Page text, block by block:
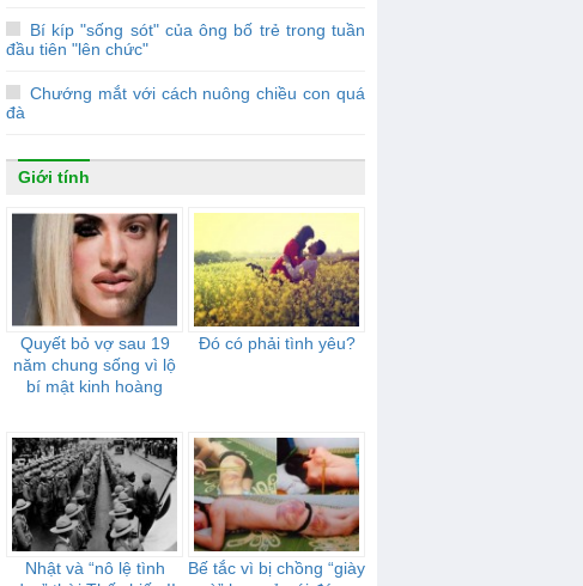
Bí kíp "sống sót" của ông bố trẻ trong tuần
đầu tiên "lên chức"
Chướng mắt với cách nuông chiều con quá
đà
Giới tính
Quyết bỏ vợ sau 19
năm chung sống vì lộ
bí mật kinh hoàng
Đó có phải tình yêu?
Nhật và “nô lệ tình
Bế tắc vì bị chồng “giày